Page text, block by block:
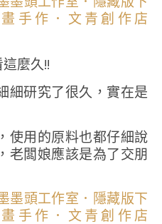
麼久!!
細研究了很久，實在是
使用的原料也都仔細說
老闆娘應該是為了交朋